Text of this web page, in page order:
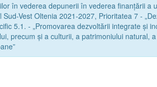
în vederea depunerii în vederea finanțării a
Vest Oltenia 2021-2027, Prioritatea 7 -
5.1. - „Promovarea dezvoltării integrate și
precum și a culturii, a patrimoniului natural,